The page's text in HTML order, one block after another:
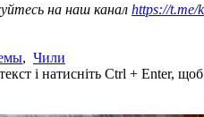
на наш канал https://t.me/
, Чили
і натисніть Ctrl + Enter,